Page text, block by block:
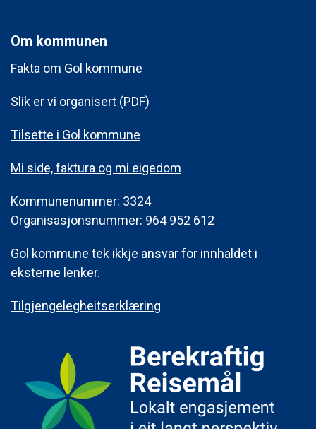
Om kommunen
Fakta om Gol kommune
Slik er vi organisert (PDF)
Tilsette i Gol kommune
Mi side, faktura og mi eigedom
Kommunenummer: 3324
Organisasjonsnummer: 964 952 612
Gol kommune tek ikkje ansvar for innhaldet i
eksterne lenker.
Tilgjengelegheitserklæring